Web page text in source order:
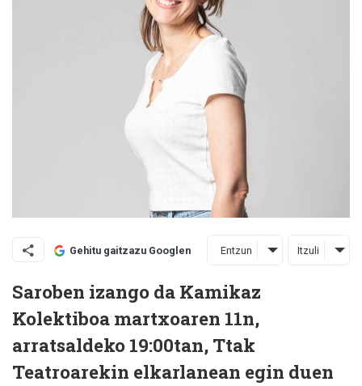
Gehitu gaitzazu Googlen Entzun Itzuli
Saroben izango da Kamikaz
Kolektiboa martxoaren 11n,
arratsaldeko 19:00tan, Ttak
Teatroarekin elkarlanean egin duen